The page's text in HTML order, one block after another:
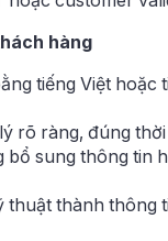
hàng
tiếng Việt hoặc
rõ ràng, đúng
bổ sung thông tin
thuật thành thông